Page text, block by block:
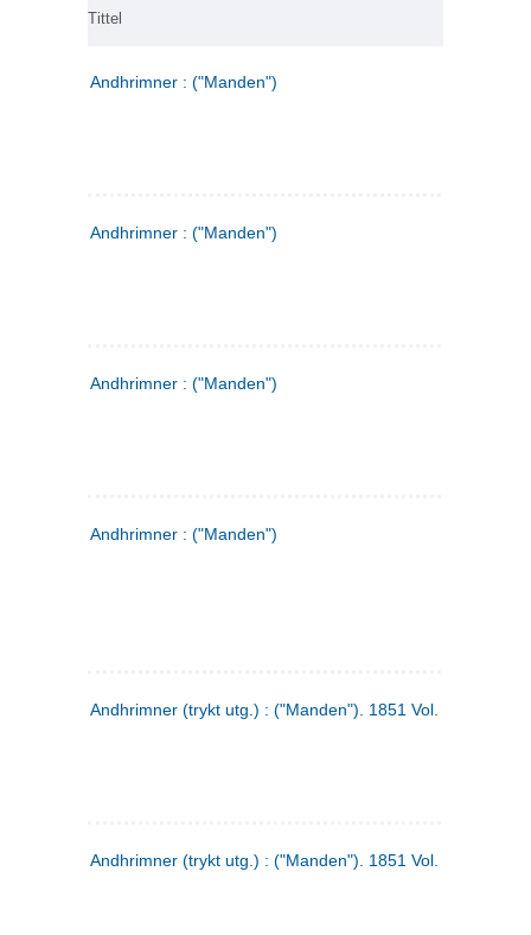
Tittel
Andhrimner : ("Manden")
Andhrimner : ("Manden")
Andhrimner : ("Manden")
Andhrimner : ("Manden")
Andhrimner (trykt utg.) : ("Manden"). 1851 Vol. 2 Nr. 1
Andhrimner (trykt utg.) : ("Manden"). 1851 Vol. 1 Nr. 10